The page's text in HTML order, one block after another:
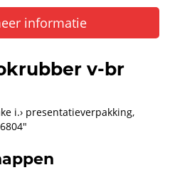
informatie
v-br
i.› presentatieverpakking,